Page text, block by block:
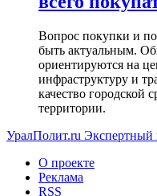
Вопрос покупки и
быть актуальным.
ориентируются на
инфраструктуру и
качество городской
территории.
УралПолит.ru Экспертный
О проекте
Реклама
RSS